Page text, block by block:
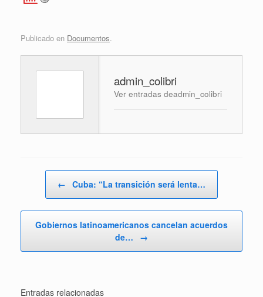
Publicado en Documentos.
admin_colibri
Ver entradas deadmin_colibri
← Cuba: “La transición será lenta…
Gobiernos latinoamericanos cancelan acuerdos
de…
→
Entradas relacionadas